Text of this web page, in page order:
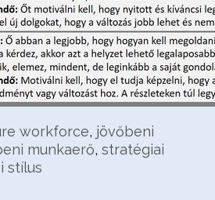
workforce, jövőbeni
munkaerő, stratégiai
stílus